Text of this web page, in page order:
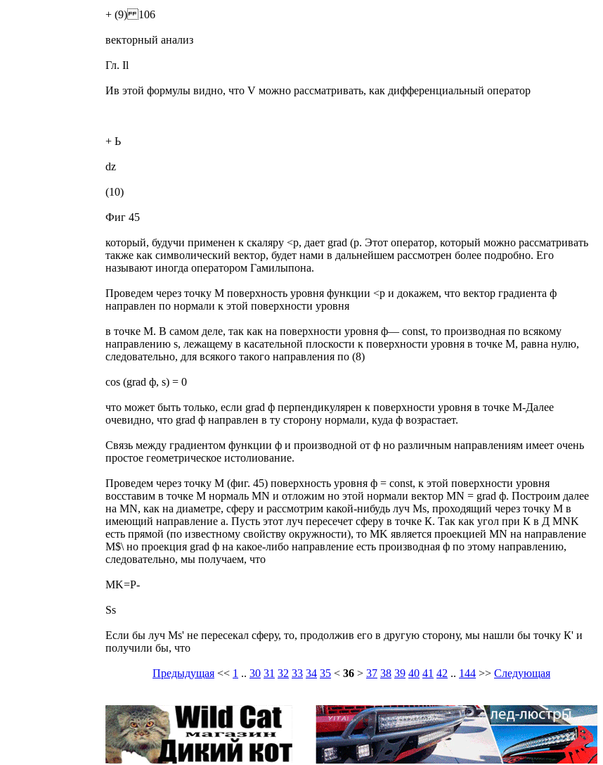
+ (9) 106
векторный анализ
Гл. Il
Ив этой формулы видно, что V можно рассматривать, как дифференциальный оператор
+ Ь
dz
(10)
Фиг 45
который, будучи применен к скаляру <р, дает grad (р. Этот оператор, который можно рассматривать
также как символический вектор, будет нами в дальнейшем рассмотрен более подробно. Его
называют иногда оператором Гамилыпона.
Проведем через точку M поверхность уровня функции <р и докажем, что вектор градиента ф
направлен по нормали к этой поверхности уровня
в точке M. В самом деле, так как на поверхности уровня ф— const, то производная по всякому
направлению s, лежащему в касательной плоскости к поверхности уровня в точке M, равна нулю,
следовательно, для всякого такого направления по (8)
cos (grad ф, s) = 0
что может быть только, если grad ф перпендикулярен к поверхности уровня в точке M-Далее
очевидно, что grad ф направлен в ту сторону нормали, куда ф возрастает.
Связь между градиентом функции ф и производной от ф но различным направлениям имеет очень
простое геометрическое истолиование.
Проведем через точку M (фиг. 45) поверхность уровня ф = const, к этой поверхности уровня
восставим в точке M нормаль MN и отложим но этой нормали вектор MN = grad ф. Построим далее
на MN, как на диаметре, сферу и рассмотрим какой-нибудь луч Ms, проходящий через точку M в
имеющий направление а. Пусть этот луч пересечет сферу в точке К. Так как угол при К в Д MNK
есть прямой (по известному свойству окружности), то MK является проекцией MN на направление
М$\ но проекция grad ф на какое-либо направление есть производная ф по этому направлению,
следовательно, мы получаем, что
MK=P-
Ss
Если бы луч Ms' не пересекал сферу, то, продолжив его в другую сторону, мы нашли бы точку К' и
получили бы, что
Предыдущая << 1 .. 30 31 32 33 34 35 < 36 > 37 38 39 40 41 42 .. 144 >> Следующая